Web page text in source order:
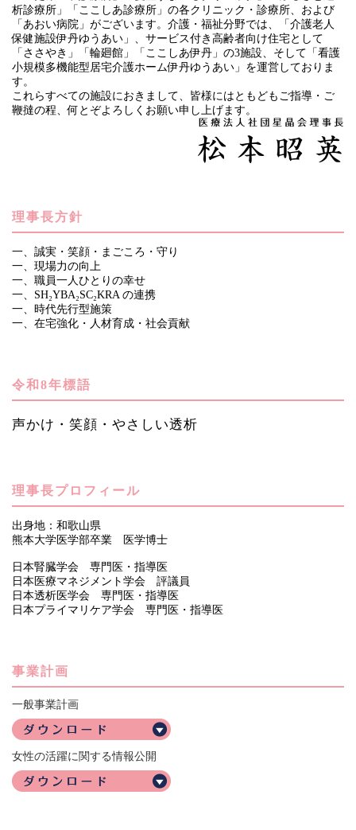
析診療所」「ここしあ診療所」の各クリニック・診療所、および
「あおい病院」がございます。介護・福祉分野では、「介護老人
保健施設伊丹ゆうあい」、サービス付き高齢者向け住宅として
「ささやき」「輪廻館」「ここしあ伊丹」の3施設、そして「看護
小規模多機能型居宅介護ホーム伊丹ゆうあい」を運営しておりま
す。
これらすべての施設におきまして、皆様にはともどもご指導・ご
鞭撻の程、何とぞよろしくお願い申し上げます。
理事長方針
一、誠実・笑顔・まごころ・守り
一、現場力の向上
一、職員一人ひとりの幸せ
一、SH₂YBA₂SC₂KRA の連携
一、時代先行型施策
一、在宅強化・人材育成・社会貢献
令和8年標語
声かけ・笑顔・やさしい透析
理事長プロフィール
出身地：和歌山県
熊本大学医学部卒業 医学博士
日本腎臓学会 専門医・指導医
日本医療マネジメント学会 評議員
日本透析医学会 専門医・指導医
日本プライマリケア学会 専門医・指導医
事業計画
一般事業計画
女性の活躍に関する情報公開